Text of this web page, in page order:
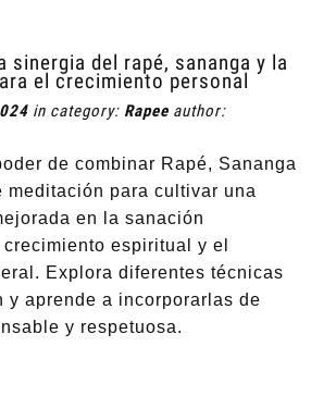
sinergia del rapé, sananga y la
el crecimiento personal
in category: Rapee author:
de combinar Rapé, Sananga
meditación para cultivar una
en la sanación
espiritual y el
Explora diferentes técnicas
y aprende a incorporarlas de
y respetuosa.